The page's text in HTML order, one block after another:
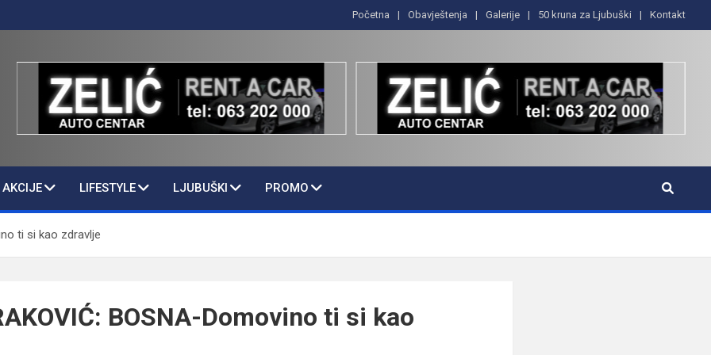
Početna Obavještenja Galerije 50 kruna za Ljubuški Kontakt
LIFESTYLE LJUBUŠKI PROMO
ti si kao zdravlje
BOSNA-Domovino ti si kao